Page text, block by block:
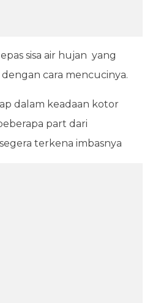
sisa air hujan yang
cara mencucinya.
dalam keadaan kotor
part dari
terkena imbasnya